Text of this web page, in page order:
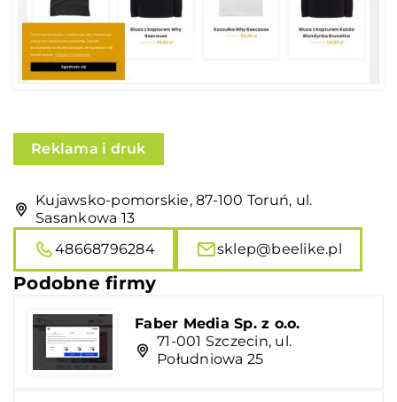
Reklama i druk
Kujawsko-pomorskie, 87-100 Toruń, ul.
Sasankowa 13
48668796284
sklep@beelike.pl
Podobne firmy
Faber Media Sp. z o.o.
71-001 Szczecin, ul.
Południowa 25